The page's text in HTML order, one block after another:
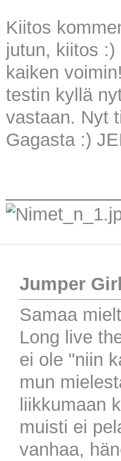
Kiitos
jutun, kiitos
kaiken
testin kyllä
vastaan. Nyt
Gagasta :)
Jumper
Samaa
Long live
ei ole "niin
mun
liikkumaan
muisti ei
vanhaa,